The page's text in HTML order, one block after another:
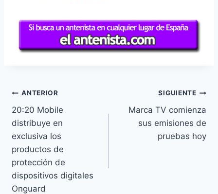
Navegación
de
entradas
ANTERIOR
20:20 Mobile
distribuye en
exclusiva los
productos de
protección de
dispositivos digitales
Onguard
SIGUIENTE
Marca TV comienza
sus emisiones de
pruebas hoy